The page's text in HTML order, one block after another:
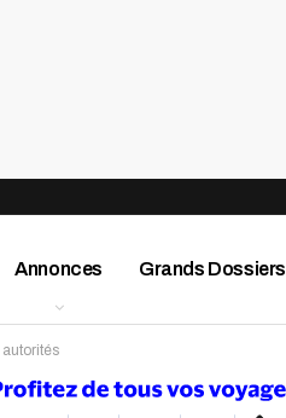
Annonces Grands Dossiers
Région